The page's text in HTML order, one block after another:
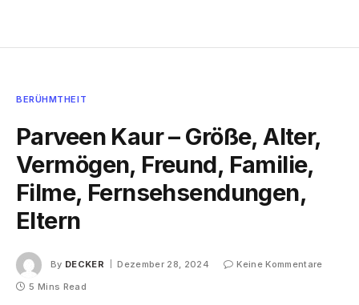
BERÜHMTHEIT
Parveen Kaur – Größe, Alter,
Vermögen, Freund, Familie,
Filme, Fernsehsendungen,
Eltern
By DECKER Dezember 28, 2024
Keine Kommentare
5 Mins Read